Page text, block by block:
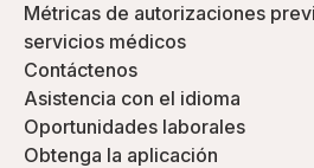
Métricas de autorizaciones
servicios médicos
Contáctenos
Asistencia con el idioma
Oportunidades laborales
Obtenga la aplicación